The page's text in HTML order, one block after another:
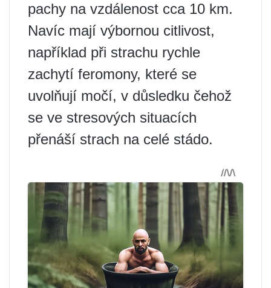
pachy na vzdálenost cca 10 km.
Navíc mají výbornou citlivost,
například při strachu rychle
zachytí feromony, které se
uvolňují močí, v důsledku čehož
se ve stresových situacích
přenáší strach na celé stádo.